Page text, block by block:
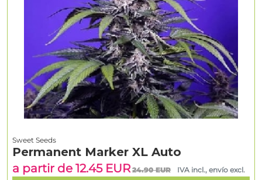
Sweet Seeds
Permanent Marker XL Auto
a partir de 12.45 EUR 24.90 EUR IVA incl., envío excl.